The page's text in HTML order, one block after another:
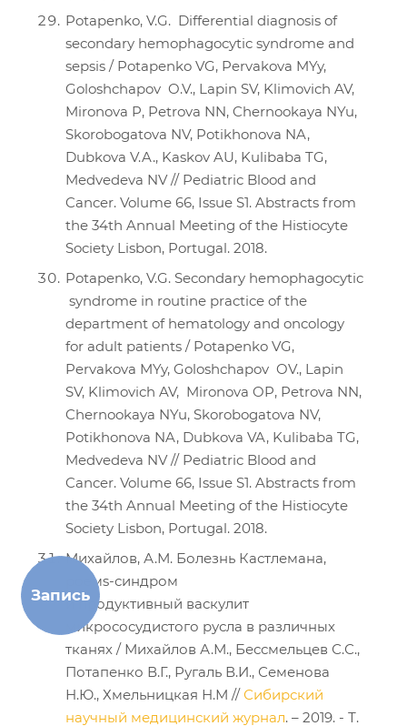
Potapenko, V.G. Differential diagnosis of
secondary hemophagocytic syndrome and
sepsis / Potapenko VG, Pervakova MYy,
Goloshchapov O.V., Lapin SV, Klimovich AV,
Mironova P, Petrova NN, Chernookaya NYu,
Skorobogatova NV, Potikhonova NA,
Dubkova V.A., Kaskov AU, Kulibaba TG,
Medvedeva NV // Pediatric Blood and
Cancer. Volume 66, Issue S1. Abstracts from
the 34th Annual Meeting of the Histiocyte
Society Lisbon, Portugal. 2018.
Potapenko, V.G. Secondary hemophagocytic
syndrome in routine practice of the
department of hematology and oncology
for adult patients / Potapenko VG,
Pervakova MYy, Goloshchapov OV., Lapin
SV, Klimovich AV, Mironova OP, Petrova NN,
Chernookaya NYu, Skorobogatova NV,
Potikhonova NA, Dubkova VA, Kulibaba TG,
Medvedeva NV // Pediatric Blood and
Cancer. Volume 66, Issue S1. Abstracts from
the 34th Annual Meeting of the Histiocyte
Society Lisbon, Portugal. 2018.
Михайлов, А.М. Болезнь Кастлемана,
роемs-синдром
и продуктивный васкулит
микрососудистого русла в различных
тканях / Михайлов А.М., Бессмельцев С.С.,
Потапенко В.Г., Ругаль В.И., Семенова
Н.Ю., Хмельницкая Н.М // Сибирский
научный медицинский журнал. – 2019. - Т.
Запись